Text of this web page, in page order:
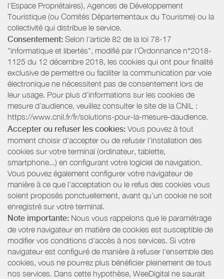
l'Espace Propriétaires), Agences de Développement
Touristique (ou Comités Départementaux du Tourisme) ou la
collectivité qui distribue le service.
Consentement: Selon l'article 82 de la loi 78-17
"informatique et libertés", modifié par l'Ordonnance n°2018-
1125 du 12 décembre 2018, les cookies qui ont pour finalité
exclusive de permettre ou faciliter la communication par voie
électronique ne nécessitent pas de consentement lors de
leur usage. Pour plus d’informations sur les cookies de
mesure d’audience, veuillez consulter le site de la CNIL :
https://www.cnil.fr/fr/solutions-pour-la-mesure-daudience.
Accepter ou refuser les cookies: Vous pouvez à tout
moment choisir d’accepter ou de refuser l’installation des
cookies sur votre terminal (ordinateur, tablette,
smartphone...) en configurant votre logiciel de navigation.
Vous pouvez également configurer votre navigateur de
manière à ce que l’acceptation ou le refus des cookies vous
soient proposés ponctuellement, avant qu’un cookie ne soit
enregistré sur votre terminal.
Note importante: Nous vous rappelons que le paramétrage
de votre navigateur en matière de cookies est susceptible de
modifier vos conditions d'accès à nos services. Si votre
navigateur est configuré de manière à refuser l'ensemble des
cookies, vous ne pourrez plus bénéficier pleinement de tous
nos services. Dans cette hypothèse, WeeDigital ne saurait